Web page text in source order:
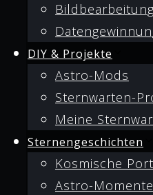
Bildbearbeitung
DIY & Projekte
Astro-Mods
Sternwarten-
Meine
Sternengeschichten
Kosmische
Astro-Momente